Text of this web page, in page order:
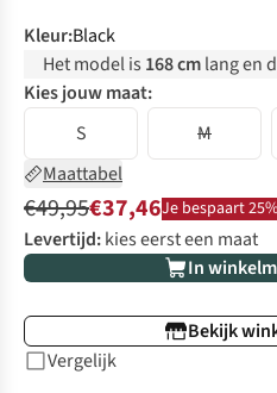
Kleur:Black
Het model is 168 cmlang en
Kies jouw maat:
S
M
Maattabel
€49,95€37,46Je bespaart 25%
Levertijd:kies eerst een maat
In
Bekijk
Vergelijk